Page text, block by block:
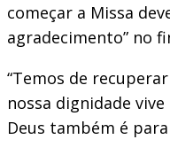
começar a Missa
agradecimento” no
“Temos de
nossa dignidade
Deus também é